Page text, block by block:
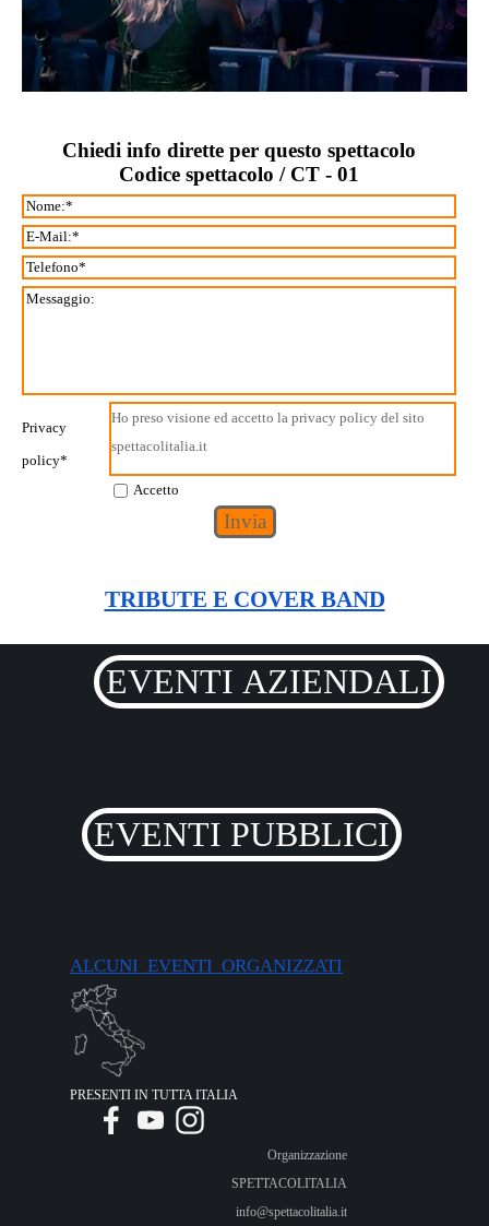
Chiedi info dirette per questo spettacolo
Codice spettacolo / CT - 01
Privacy
policy*
Ho preso visione ed accetto la privacy policy del sito
spettacolitalia.it
Accetto
TRIBUTE E COVER BAND
EVENTI AZIENDALI
EVENTI PUBBLICI
ALCUNI EVENTI ORGANIZZATI
Organizzazione
SPETTACOLITALIA
info@spettacolitalia.it
PRESENTI IN TUTTA ITALIA